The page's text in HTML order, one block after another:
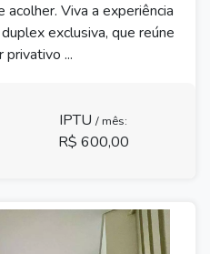
Viva a experiência
exclusiva, que reúne
...
IPTU / mês:
R$ 600,00